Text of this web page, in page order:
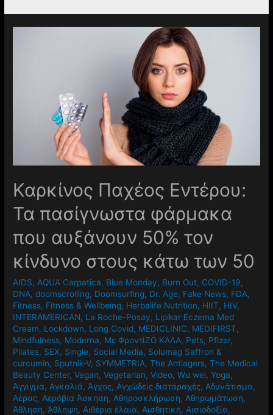
Καρκίνος Παχέος Εντέρου:
Τα πασίγνωστα φάρμακα
που αυξάνουν 50% τον
κίνδυνο στους κάτω των 50
AIDS, AQUA Carpatica, Blue Monday, Burn Out, COVID-19,
DNA,doomscrolling, Doomsurfing, Dr. Age, Fake News, FDA,
Fitness, Fitness & Wellbeing, Herbalife Nutrition, HIIT, HIV,
INTERAMERICAN, La Roche-Posay, Lipikar Eczema Med
Cream, Lockdown, Long Covid, MEDICLINIC, MEDIFIRST,
Mindfulness, Moderna, Mε ΦροντίΖΩ ΚΑΛΑ, Pets, Pfizer,
Pilates, SEX, Single, Social Media, Solumag Saffron &
curcumin, Sputnik-V, SYMMETRIA,The Antiagers,The Medical
Beauty Center,Vegan,Vegetarian,Video,Wu wei,Yoga,
Άγγιγμα, Αγκαλιά, Άγχος, Αγχώδεις διαταραχές, Αδυνάτισμα,
Αέρας, Αερόβια Άσκηση, Αθηροσκλήρωση, Αθηρωμάτωση,
Άθληση, Άθληψη, Αιθέρια έλαια, Αισθητική, Αισιοδοξία,